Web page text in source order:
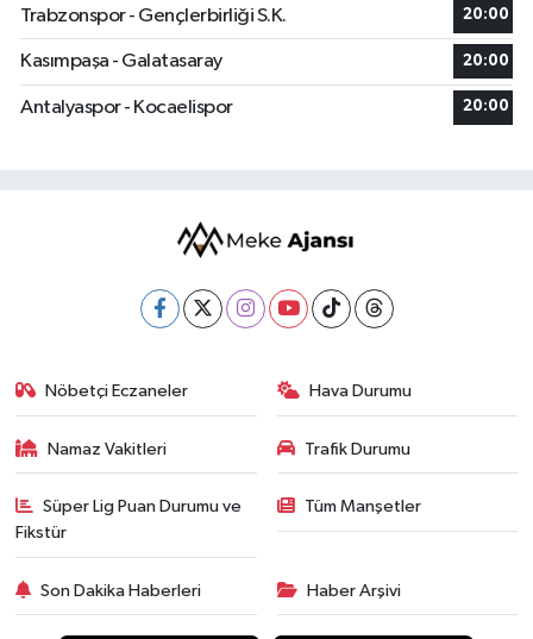
Trabzonspor - Gençlerbirliği S.K. 20:00
Kasımpaşa - Galatasaray 20:00
Antalyaspor - Kocaelispor 20:00
Nöbetçi Eczaneler Hava Durumu
Namaz Vakitleri Trafik Durumu
Süper Lig Puan Durumu ve
Fikstür
Tüm Manşetler
Son Dakika Haberleri Haber Arşivi